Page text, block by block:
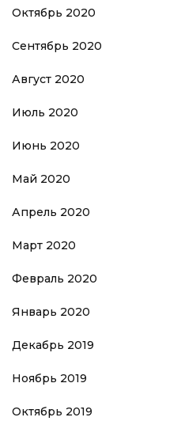
Октябрь 2020
Сентябрь 2020
Август 2020
Июль 2020
Июнь 2020
Май 2020
Апрель 2020
Март 2020
Февраль 2020
Январь 2020
Декабрь 2019
Ноябрь 2019
Октябрь 2019